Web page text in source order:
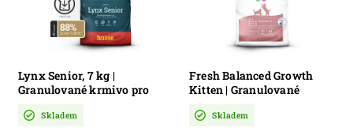
Lynx Senior, 7 kg |
Granulované krmivo pro
Skladem
Fresh Balanced Growth
Kitten | Granulované
Skladem